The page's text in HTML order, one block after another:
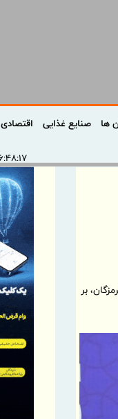
ها صنایع غذایی اقتصادی
بر